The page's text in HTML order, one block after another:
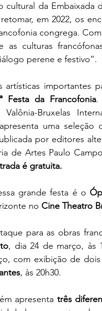
da Embaixada
em 2022, os
congrega.
as culturas
perene e festivo”.
artísticas importantes
Festa da Francofonia.
Valônia-Bruxelas
uma
por editores
de Artes Paulo
é gratuita.
grande festa é o
no Cine Theatro
para as obras
, dia 24 de março, às
com exibição de dois
, às 20h30.
apresenta três